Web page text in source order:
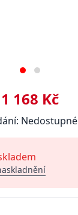
1 168 Kč
Nedostupné